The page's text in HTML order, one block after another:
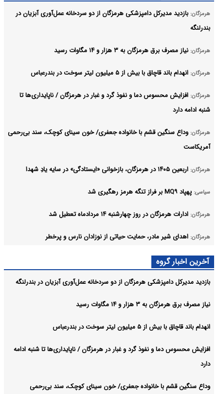
هرمزگان: بازدید مدیرکل دامپزشکی هرمزگان از دو سردخانه عمل‌آوری آبزیان در
بندرلنگه
هرمزگان: نیاز مصرف برق هرمزگان به ۳ هزار و ۱۴ مگاوات رسید
هرمزگان: انهدام باند قاچاق با بیش از ۵ میلیون لیتر سوخت در بندرعباس
هرمزگان: افزایش محسوس دما و نفوذ گرد و غبار در هرمزگان / ناپایداری‌ها تا
شنبه ادامه دارد
هرمزگان: وداع سنگین قشم با خانواده جعفری/ خون سینای کوچک، سند بی‌رحمی
آمریکاست
هرمزگان: اربعین ۱۴۰۵ در هرمزگان، بازخوانی «ایستادگی» در سایه یادِ شهدا
سیاسی: پهپاد MQ۹ بر فراز تنگه هرمز رهگیری شد
هرمزگان: ادارات هرمزگان در روز چهارشنبه ۱۴ مردادماه تعطیل شد
هرمزگان: اهدای شیر مادر، حمایت حیاتی از نوزادان نارس و پرخطر
هرمزگان: هشدار دریایی در هرمزگان/ تردد شناورهای سبک تا چهارشنبه ممنوع
آرشیو
آخرین اخبار گروه
بازدید مدیرکل دامپزشکی هرمزگان از دو سردخانه عمل‌آوری آبزیان در بندرلنگه
نیاز مصرف برق هرمزگان به ۳ هزار و ۱۴ مگاوات رسید
انهدام باند قاچاق با بیش از ۵ میلیون لیتر سوخت در بندرعباس
افزایش محسوس دما و نفوذ گرد و غبار در هرمزگان / ناپایداری‌ها تا شنبه ادامه
دارد
وداع سنگین قشم با خانواده جعفری/ خون سینای کوچک، سند بی‌رحمی